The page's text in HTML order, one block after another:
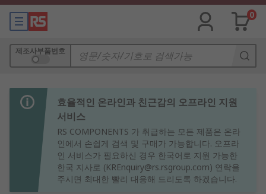
0
제조사부품번호
효율적인 온라인과 친근감의 오프라인 지원
서비스
RS COMPONENTS 가 취급하는 모든 제품은 온라
인에서 손쉽게 검색 및 구매가 가능합니다. 오프라
인 서비스가 필요하신 경우 한국어로 지원 가능한
한국 지사로 (KREnquiry@rs.rsgroup.com) 연락을
주시면 최대한 빨리 대응해 드리도록 하겠습니다.